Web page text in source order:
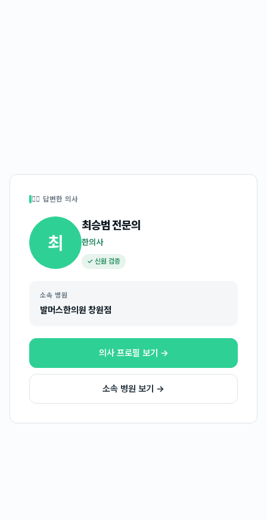
👩‍⚕️ 답변한 의사
최
최승범전문의
한의사
✓ 신원 검증
소속 병원
발머스한의원 창원점
의사 프로필 보기 →
소속 병원 보기 →